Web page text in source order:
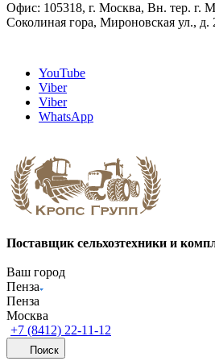
Офис: 105318, г. Москва, Вн. тер. г.
Соколиная гора, Мироновская ул., д.
YouTube
Viber
Viber
WhatsApp
Поставщик сельхозтехники и
Ваш город
Пенза
Пенза
Москва
+7 (8412) 22-11-12
Поиск